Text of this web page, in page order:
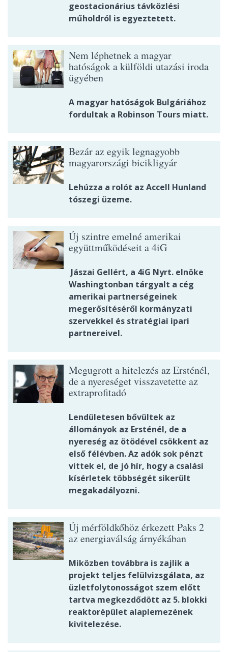
geostacionárius távközlési
műholdról is egyeztetett.
Nem léphetnek a magyar
hatóságok a külföldi utazási iroda
ügyében
A magyar hatóságok Bulgáriához
fordultak a Robinson Tours miatt.
Bezár az egyik legnagyobb
magyarországi bicikligyár
Lehúzza a rolót az Accell Hunland
tószegi üzeme.
Új szintre emelné amerikai
együttműködéseit a 4iG
Jászai Gellért, a 4iG Nyrt. elnöke
Washingtonban tárgyalt a cég
amerikai partnerségeinek
megerősítéséről kormányzati
szervekkel és stratégiai ipari
partnereivel.
Megugrott a hitelezés az Ersténél,
de a nyereséget visszavetette az
extraprofitadó
Lendületesen bővültek az
állományok az Ersténél, de a
nyereség az ötödével csökkent az
első félévben. Az adók sok pénzt
vittek el, de jó hír, hogy a csalási
kísérletek többségét sikerült
megakadályozni.
Új mérföldkőhöz érkezett Paks 2
az energiaválság árnyékában
Miközben továbbra is zajlik a
projekt teljes felülvizsgálata, az
üzletfolytonosságot szem előtt
tartva megkezdődött az 5. blokki
reaktorépület alaplemezének
kivitelezése.